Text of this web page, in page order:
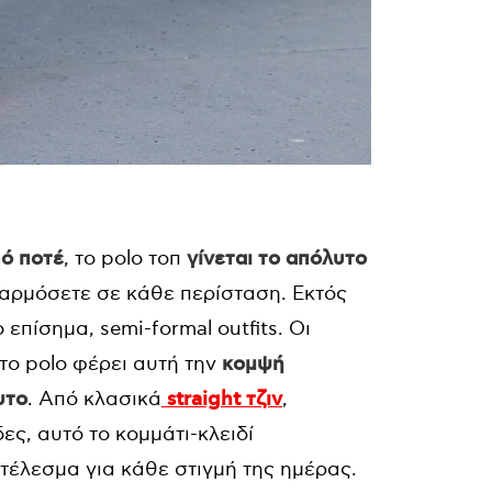
ποτέ, το polo τοπ γίνεται το απόλυτο
σε κάθε περίσταση. Εκτός
επίσημα, semi-formal outfits. Οι
polo φέρει αυτή την κομψή
. Από κλασικά straight τζιν,
αυτό το κομμάτι-κλειδί
για κάθε στιγμή της ημέρας.